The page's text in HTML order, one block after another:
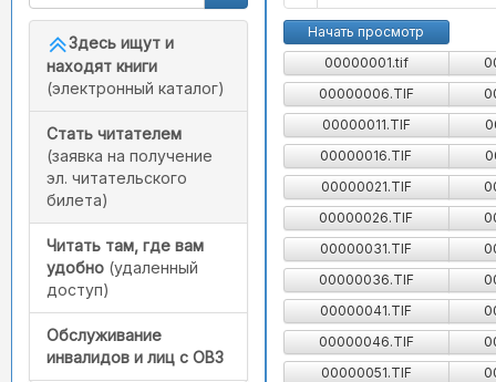
Здесь ищут и
находят книги
(электронный каталог)
Стать читателем
(заявка на получение
эл. читательского
билета)
Читать там, где вам
удобно (удаленный
доступ)
Обслуживание
инвалидов и лиц с ОВЗ
Начать просмотр
00000001.tif
00000006.TIF
00000011.TIF
00000016.TIF
00000021.TIF
00000026.TIF
00000031.TIF
00000036.TIF
00000041.TIF
00000046.TIF
00000051.TIF